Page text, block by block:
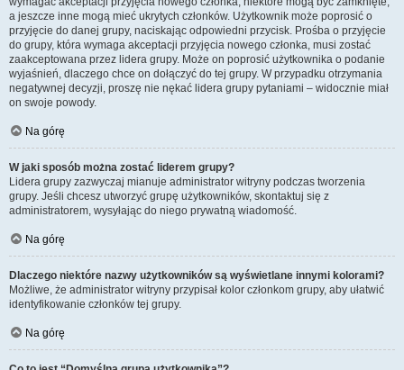
a jeszcze inne mogą mieć ukrytych członków. Użytkownik może poprosić o
przyjęcie do danej grupy, naciskając odpowiedni przycisk. Prośba o przyjęcie
do grupy, która wymaga akceptacji przyjęcia nowego członka, musi zostać
zaakceptowana przez lidera grupy. Może on poprosić użytkownika o podanie
wyjaśnień, dlaczego chce on dołączyć do tej grupy. W przypadku otrzymania
negatywnej decyzji, proszę nie nękać lidera grupy pytaniami – widocznie miał
on swoje powody.
Na górę
W jaki sposób można zostać liderem grupy?
Lidera grupy zazwyczaj mianuje administrator witryny podczas tworzenia
grupy. Jeśli chcesz utworzyć grupę użytkowników, skontaktuj się z
administratorem, wysyłając do niego prywatną wiadomość.
Na górę
Dlaczego niektóre nazwy użytkowników są wyświetlane innymi kolorami?
Możliwe, że administrator witryny przypisał kolor członkom grupy, aby ułatwić
identyfikowanie członków tej grupy.
Na górę